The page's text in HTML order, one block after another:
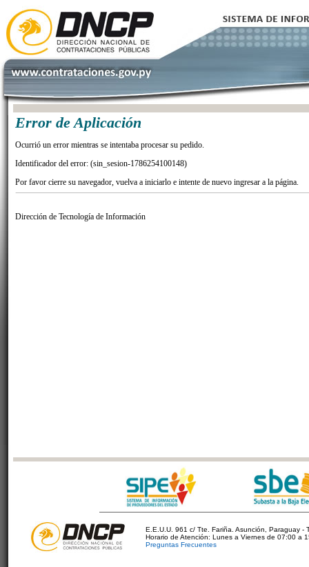
Error de Aplicación
Ocurrió un error mientras se intentaba procesar su pedido.
Identificador del error: (sin_sesion-1786254100148)
Por favor cierre su navegador, vuelva a iniciarlo e intente de nuevo ingresar a la página.
Dirección de Tecnología de Información
E.E.U.U. 961 c/ Tte. Fariña. Asunción, Paraguay -
Horario de Atención: Lunes a Viernes de 07:00 a
Preguntas Frecuentes